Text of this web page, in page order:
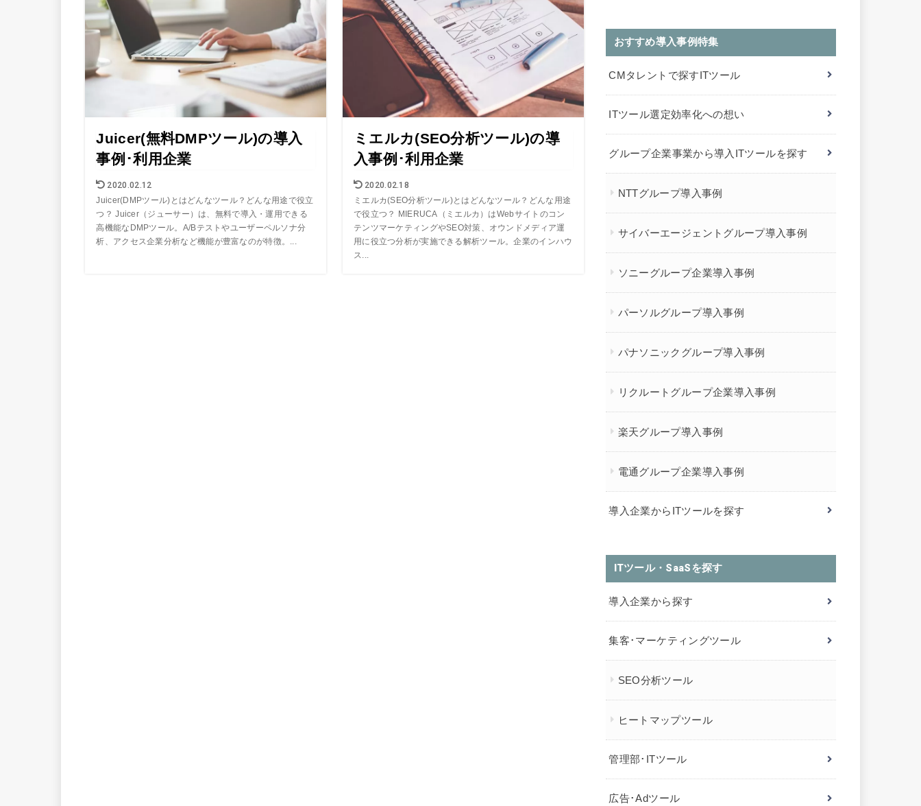
Juicer(無料DMPツール)の導入
事例･利用企業
2020.02.12
Juicer(DMPツール)とはどんなツール？どんな用途で役立
つ？ Juicer（ジューサー）は、無料で導入・運用できる
高機能なDMPツール。A/Bテストやユーザーペルソナ分
析、アクセス企業分析など機能が豊富なのが特徴。...
ミエルカ(SEO分析ツール)の導
入事例･利用企業
2020.02.18
ミエルカ(SEO分析ツール)とはどんなツール？どんな用途
で役立つ？ MIERUCA（ミエルカ）はWebサイトのコン
テンツマーケティングやSEO対策、オウンドメディア運
用に役立つ分析が実施できる解析ツール。企業のインハウ
ス...
おすすめ導入事例特集
CMタレントで探すITツール
ITツール選定効率化への想い
グループ企業事業から導入ITツールを探す
NTTグループ導入事例
サイバーエージェントグループ導入事例
ソニーグループ企業導入事例
パーソルグループ導入事例
パナソニックグループ導入事例
リクルートグループ企業導入事例
楽天グループ導入事例
電通グループ企業導入事例
導入企業からITツールを探す
ITツール・SaaSを探す
導入企業から探す
集客･マーケティングツール
SEO分析ツール
ヒートマップツール
管理部･ITツール
広告･Adツール